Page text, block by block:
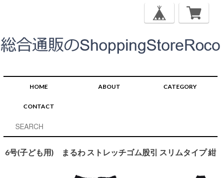
HOME ABOUT CATEGORY
CONTACT
6号(子ども用) まるわ ストレッチゴム股引 スリムタイプ 紺